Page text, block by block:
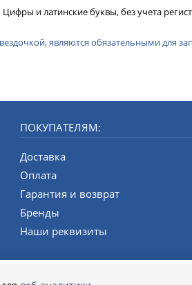
Цифры и латинские буквы, без учета
являются обязательными для
ПОКУПАТЕЛЯМ:
Доставка
Оплата
Гарантия и возврат
Бренды
Наши реквизиты